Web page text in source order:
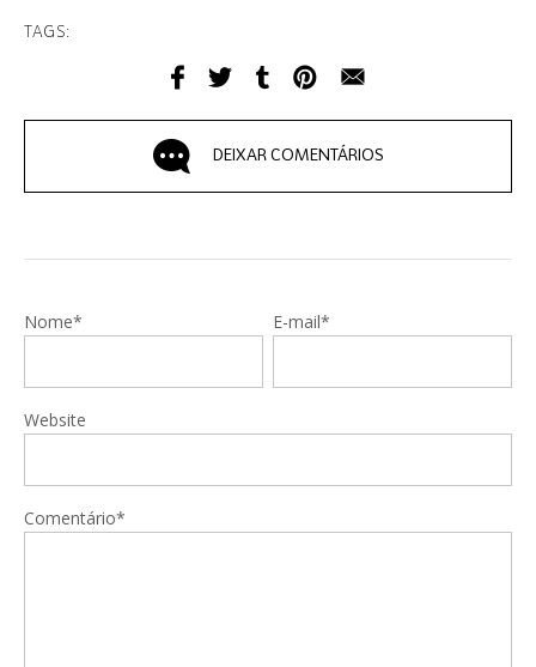
TAGS:
DEIXAR COMENTÁRIOS
Nome* E-mail*
Website
Comentário*